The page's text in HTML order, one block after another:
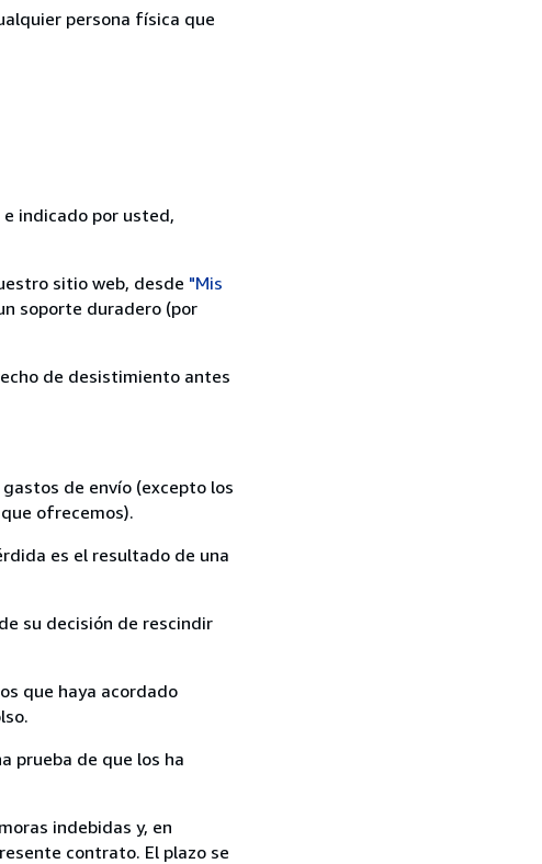
persona física que
indicado por usted,
sitio web, desde "Mis
soporte duradero (por
de desistimiento antes
de envío (excepto los
ofrecemos).
es el resultado de una
su decisión de rescindir
que haya acordado
prueba de que los ha
indebidas y, en
contrato. El plazo se